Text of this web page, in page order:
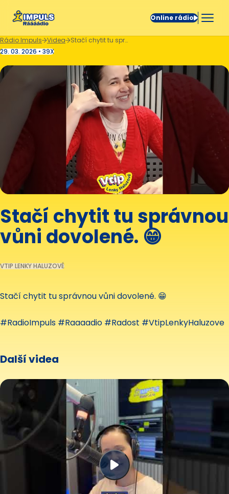
Online rádio
Rádio Impuls Videa
Stačí chytit tu správnou vůni dovolené. 😁
29. 03. 2026 • 39X
Stačí chytit tu správnou
vůni dovolené. 😁
VTIP LENKY HALUZOVÉ
Stačí chytit tu správnou vůni dovolené. 😁
#RadioImpuls #Raaaadio #Radost #VtipLenkyHaluzove
Další videa